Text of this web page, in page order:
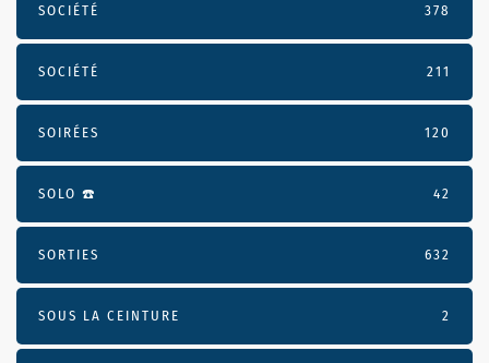
SOCIÉTÉ 378
SOCIÉTÉ 211
SOIRÉES 120
SOLO ☎️ 42
SORTIES 632
SOUS LA CEINTURE 2